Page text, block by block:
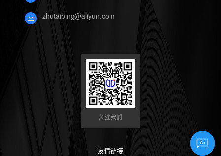
zhutaiping@aliyun.com
关注我们
友情链接
Ai